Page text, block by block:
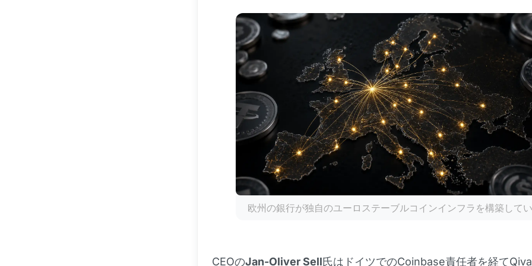
欧州の銀行が独自のユーロステーブルコインインフラを構築して
CEOのJan-Oliver Sell氏はドイツでのCoinbase責任者を経て